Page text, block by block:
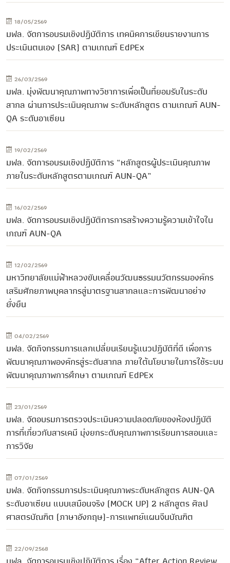
18/05/2569
มฟล. จัดการอบรมเชิงปฏิบัติการ เทคนิคการเขียนรายงานการ
ประเมินตนเอง (SAR) ตามเกณฑ์ EdPEx
26/03/2569
มฟล. มุ่งพัฒนาคุณภาพทางวิชาการเพื่อเป็นที่ยอมรับในระดับ
สากล ผ่านการประเมินคุณภาพ ระดับหลักสูตร ตามเกณฑ์ AUN-
QA ระดับอาเซียน
19/02/2569
มฟล. จัดการอบรมเชิงปฏิบัติการ “หลักสูตรผู้ประเมินคุณภาพ
ภายในระดับหลักสูตรตามเกณฑ์ AUN-QA”
16/02/2569
มฟล. จัดการอบรมเชิงปฏิบัติการการสร้างความรู้ความเข้าใจใน
เกณฑ์ AUN-QA
12/02/2569
มหาวิทยาลัยแม่ฟ้าหลวงขับเคลื่อนวัฒนธรรมนวัตกรรมองค์กร
เสริมศักยภาพบุคลากรสู่มาตรฐานสากลและการพัฒนาอย่าง
ยั่งยืน
04/02/2569
มฟล. จัดกิจกรรมการแลกเปลี่ยนเรียนรู้แนวปฏิบัติที่ดี เพื่อการ
พัฒนาคุณภาพองค์กรสู่ระดับสากล ภายใต้นโยบายในการใช้ระบบ
พัฒนาคุณภาพการศึกษา ตามเกณฑ์ EdPEx
23/01/2569
มฟล. จัดอบรมการตรวจประเมินความปลอดภัยของห้องปฏิบัติ
การที่เกี่ยวกับสารเคมี มุ่งยกระดับคุณภาพการเรียนการสอนและ
การวิจัย
07/01/2569
มฟล. จัดกิจกรรมการประเมินคุณภาพระดับหลักสูตร AUN-QA
ระดับอาเซียน แบบเสมือนจริง (MOCK UP) 2 หลักสูตร ศิลป
ศาสตรบัณฑิต (ภาษาอังกฤษ)-การแพทย์แผนจีนบัณฑิต
22/09/2568